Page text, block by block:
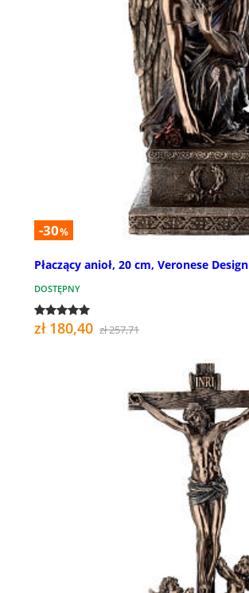
-30%
Płaczący anioł, 20 cm, Veronese Design
DOSTĘPNY
zł 180,40 zł 257,71